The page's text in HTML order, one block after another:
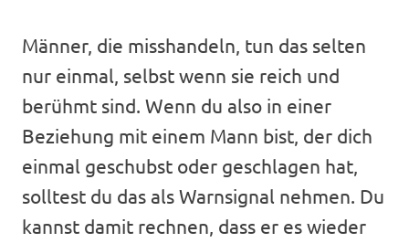
Männer, die misshandeln, tun das selten
nur einmal, selbst wenn sie reich und
berühmt sind. Wenn du also in einer
Beziehung mit einem Mann bist, der dich
einmal geschubst oder geschlagen hat,
solltest du das als Warnsignal nehmen. Du
kannst damit rechnen, dass er es wieder